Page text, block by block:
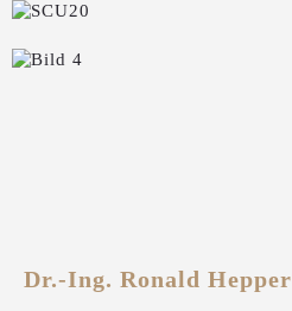
Dr.-Ing. Ronald Hepper